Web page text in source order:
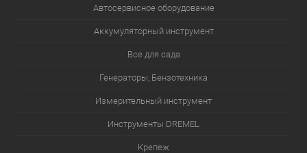
Автосервисное оборудование
Аккумуляторный инструмент
Все для сада
Генераторы, Бензотехника
Измерительный инструмент
Инструменты DREMEL
Крепеж